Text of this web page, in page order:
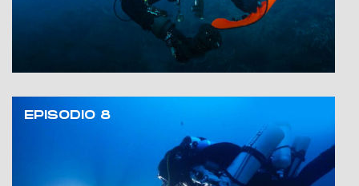
EPISODIO 8